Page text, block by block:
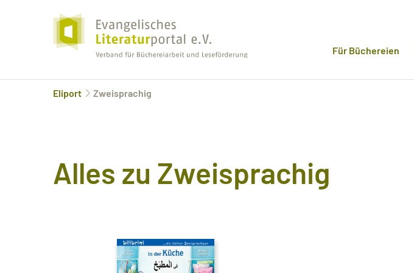
Für Büchereien
Eliport Zweisprachig
Alles zu Zweisprachig